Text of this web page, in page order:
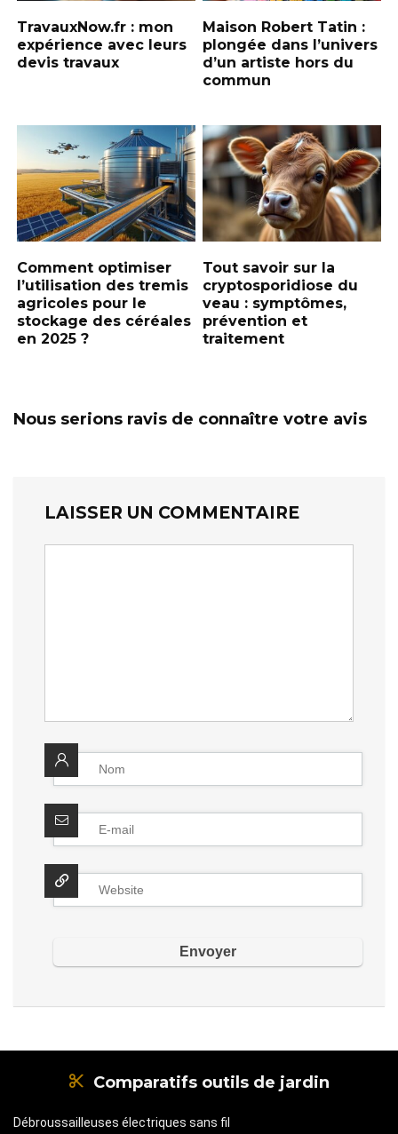
TravauxNow.fr : mon
expérience avec leurs
devis travaux
Maison Robert Tatin :
plongée dans l’univers
d’un artiste hors du
commun
Comment optimiser
l’utilisation des tremis
agricoles pour le
stockage des céréales
en 2025 ?
Tout savoir sur la
cryptosporidiose du
veau : symptômes,
prévention et
traitement
Nous serions ravis de connaître votre avis
LAISSER UN COMMENTAIRE
Comparatifs outils de jardin
Débroussailleuses électriques sans fil